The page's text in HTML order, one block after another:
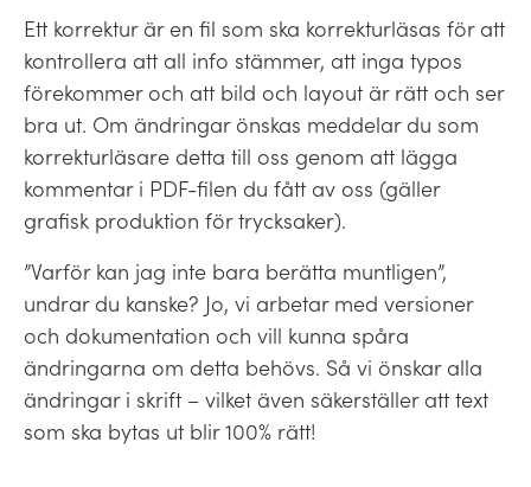
Ett korrektur är en fil som ska korrekturläsas för att
kontrollera att all info stämmer, att inga typos
förekommer och att bild och layout är rätt och ser
bra ut. Om ändringar önskas meddelar du som
korrekturläsare detta till oss genom att lägga
kommentar i PDF-filen du fått av oss (gäller
grafisk produktion för trycksaker).
”Varför kan jag inte bara berätta muntligen”,
undrar du kanske? Jo, vi arbetar med versioner
och dokumentation och vill kunna spåra
ändringarna om detta behövs. Så vi önskar alla
ändringar i skrift – vilket även säkerställer att text
som ska bytas ut blir 100% rätt!